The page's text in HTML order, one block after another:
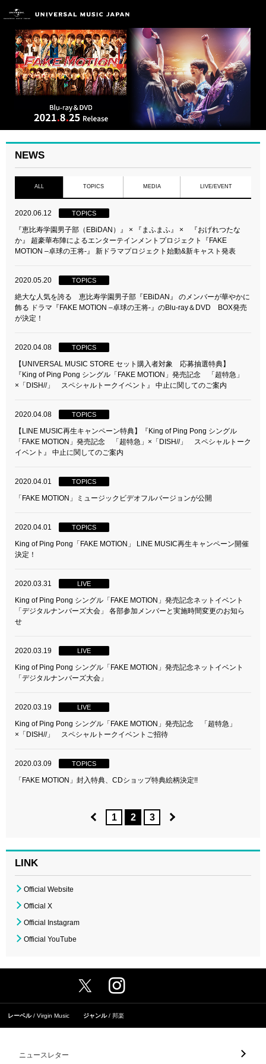
NEWS
ALL TOPICS MEDIA LIVE/EVENT
2020.06.12 TOPICS
『恵比寿学園男子部（EBiDAN）』 × 『まふまふ』 × 『おげれつたな
か』 超豪華布陣によるエンターテインメントプロジェクト『FAKE
MOTION –卓球の王将-』 新ドラマプロジェクト始動&新キャスト発表
2020.05.20 TOPICS
絶大な人気を誇る 恵比寿学園男子部『EBiDAN』 のメンバーが華やかに
飾る ドラマ『FAKE MOTION –卓球の王将-』のBlu-ray＆DVD BOX発売
が決定！
2020.04.08 TOPICS
【UNIVERSAL MUSIC STORE セット購入者対象 応募抽選特典】
『King of Ping Pong シングル「FAKE MOTION」発売記念 「超特急」
×「DISH//」 スペシャルトークイベント』 中止に関してのご案内
2020.04.08 TOPICS
【LINE MUSIC再生キャンペーン特典】『King of Ping Pong シングル
「FAKE MOTION」発売記念 「超特急」×「DISH//」 スペシャルトーク
イベント』 中止に関してのご案内
2020.04.01 TOPICS
「FAKE MOTION」ミュージックビデオフルバージョンが公開
2020.04.01 TOPICS
King of Ping Pong「FAKE MOTION」 LINE MUSIC再生キャンペーン開催
決定！
2020.03.31 LIVE
King of Ping Pong シングル「FAKE MOTION」発売記念ネットイベント
「デジタルナンバーズ大会」 各部参加メンバーと実施時間変更のお知ら
せ
2020.03.19 LIVE
King of Ping Pong シングル「FAKE MOTION」発売記念ネットイベント
「デジタルナンバーズ大会」
2020.03.19 LIVE
King of Ping Pong シングル「FAKE MOTION」発売記念 「超特急」
×「DISH//」 スペシャルトークイベントご招待
2020.03.09 TOPICS
「FAKE MOTION」封入特典、CDショップ特典絵柄決定!!
1 2 3
LINK
Official Website
Official X
Official Instagram
Official YouTube
レーベル Virgin Music ジャンル 邦楽
ニュースレター